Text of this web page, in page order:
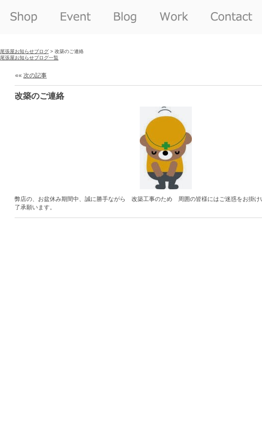
尾張屋お知らせブログ > 改築のご連絡
尾張屋お知らせブログ一覧
«« 次の記事
改築のご連絡
弊店の、お盆休み期間中、誠に勝手ながら 改築工事のため 周囲の皆様にはご迷惑をお掛け
了承願います。